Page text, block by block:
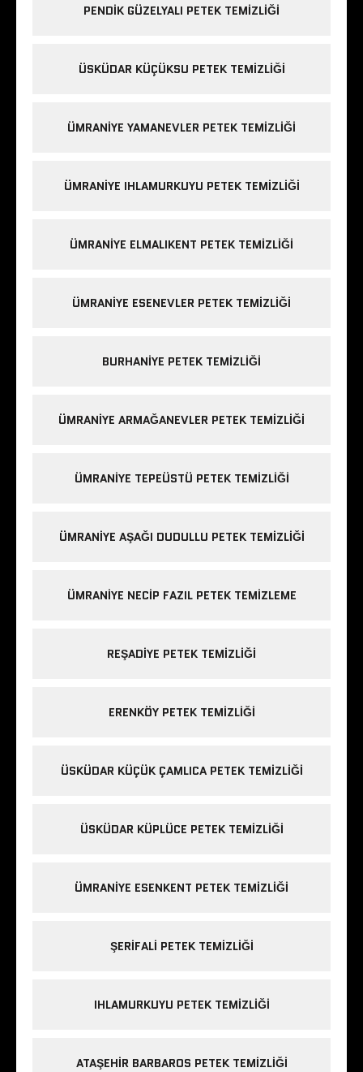
PENDIK GÜZELYALI PETEK TEMIZLIĞI
ÜSKÜDAR KÜÇÜKSU PETEK TEMIZLIĞI
ÜMRANIYE YAMANEVLER PETEK TEMIZLIĞI
ÜMRANIYE IHLAMURKUYU PETEK TEMIZLIĞI
ÜMRANIYE ELMALIKENT PETEK TEMIZLIĞI
ÜMRANIYE ESENEVLER PETEK TEMIZLIĞI
BURHANIYE PETEK TEMIZLIĞI
ÜMRANIYE ARMAĞANEVLER PETEK TEMIZLIĞI
ÜMRANIYE TEPEÜSTÜ PETEK TEMIZLIĞI
ÜMRANIYE AŞAĞI DUDULLU PETEK TEMIZLIĞI
ÜMRANIYE NECIP FAZIL PETEK TEMIZLEME
REŞADIYE PETEK TEMIZLIĞI
ERENKÖY PETEK TEMIZLIĞI
ÜSKÜDAR KÜÇÜK ÇAMLICA PETEK TEMIZLIĞI
ÜSKÜDAR KÜPLÜCE PETEK TEMIZLIĞI
ÜMRANIYE ESENKENT PETEK TEMIZLIĞI
ŞERIFALI PETEK TEMIZLIĞI
IHLAMURKUYU PETEK TEMIZLIĞI
ATAŞEHIR BARBAROS PETEK TEMIZLIĞI